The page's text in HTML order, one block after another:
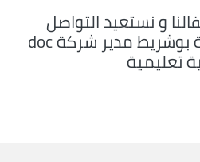
و نستعيد التواصل
داخل الاسرة مع اسامة بوشريط مدير شركة doc